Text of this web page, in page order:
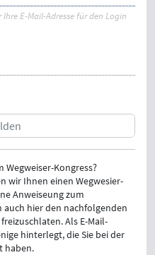
E-Mail-Adresse für den Login
Wegweiser-Kongress?
wir Ihnen einen Wegwesier-
Anweiseung zum
auch hier den nachfolgenden
Als E-Mail-
hinterlegt, die Sie bei der
haben.